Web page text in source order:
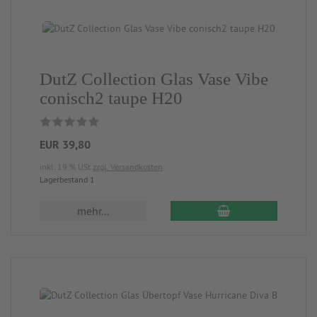
DutZ Collection Glas Vase Vibe
conisch2 taupe H20
EUR 39,80
inkl. 19 % USt zzgl. Versandkosten
Lagerbestand 1
mehr...